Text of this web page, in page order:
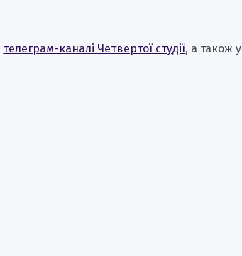
телеграм-каналі Четвертої студії, а також у